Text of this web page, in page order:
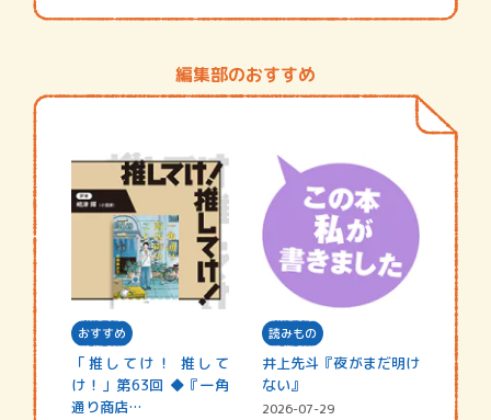
編集部のおすすめ
おすすめ
「推してけ！ 推して
け！」第63回 ◆『一角
通り商店…
読みもの
井上先斗『夜がまだ明け
ない』
2026-07-29